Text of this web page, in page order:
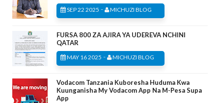
SEP 22 2025 - MICHUZI BLOG
FURSA 800 ZA AJIRA YA UDEREVA NCHINI
QATAR
MAY 16 2025 - MICHUZI BLOG
Vodacom Tanzania Kuboresha Huduma Kwa
Kuunganisha My Vodacom App Na M-Pesa Supa
App